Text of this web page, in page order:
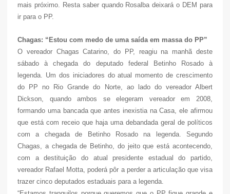
mais próximo. Resta saber quando Rosalba deixará o DEM para
ir para o PP.
Chagas: “Estou com medo de uma saída em massa do PP”
O vereador Chagas Catarino, do PP, reagiu na manhã deste
sábado à chegada do deputado federal Betinho Rosado à
legenda. Um dos iniciadores do atual momento de crescimento
do PP no Rio Grande do Norte, ao lado do vereador Albert
Dickson, quando ambos se elegeram vereador em 2008,
formando uma bancada que antes inexistia na Casa, ele afirmou
que está com receio que haja uma debandada geral de políticos
com a chegada de Betinho Rosado na legenda. Segundo
Chagas, a chegada de Betinho, do jeito que está acontecendo,
com a destituição do atual presidente estadual do partido,
vereador Rafael Motta, poderá pôr a perder a articulação que visa
trazer cinco deputados estaduais para a legenda.